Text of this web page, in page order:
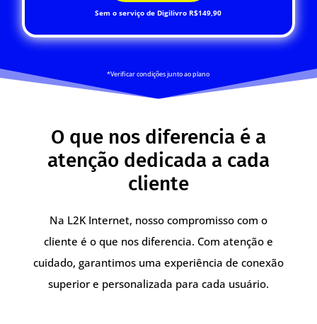
Sem o serviço de Digilivro R$149,90
*Verificar condições junto ao plano
O que nos diferencia é a
atenção dedicada a cada
cliente
Na L2K Internet, nosso compromisso com o
cliente é o que nos diferencia. Com atenção e
cuidado, garantimos uma experiência de conexão
superior e personalizada para cada usuário.